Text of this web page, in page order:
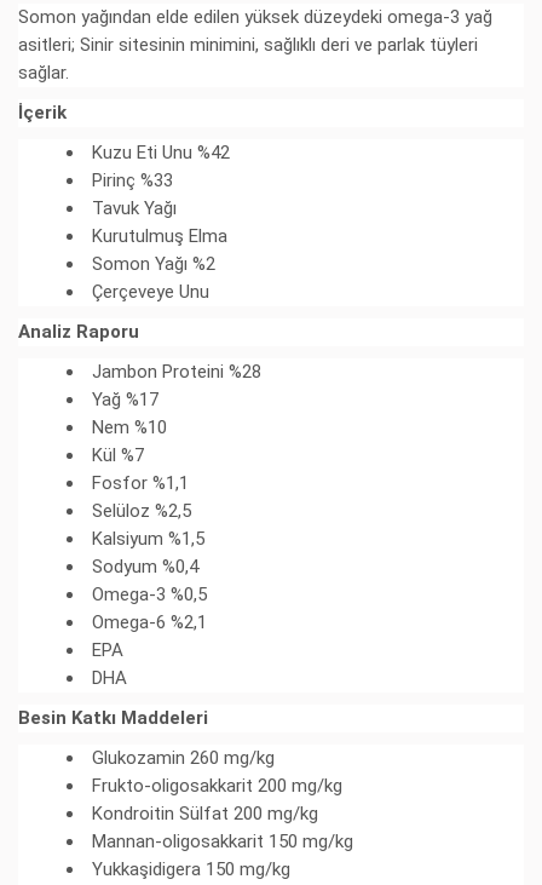
Somon yağından elde edilen yüksek düzeydeki omega-3 yağ
asitleri; Sinir sitesinin minimini, sağlıklı deri ve parlak tüyleri
sağlar.
İçerik
Kuzu Eti Unu %42
Pirinç %33
Tavuk Yağı
Kurutulmuş Elma
Somon Yağı %2
Çerçeveye Unu
Analiz Raporu
Jambon Proteini %28
Yağ %17
Nem %10
Kül %7
Fosfor %1,1
Selüloz %2,5
Kalsiyum %1,5
Sodyum %0,4
Omega-3 %0,5
Omega-6 %2,1
EPA
DHA
Besin Katkı Maddeleri
Glukozamin 260 mg/kg
Frukto-oligosakkarit 200 mg/kg
Kondroitin Sülfat 200 mg/kg
Mannan-oligosakkarit 150 mg/kg
Yukkaşidigera 150 mg/kg